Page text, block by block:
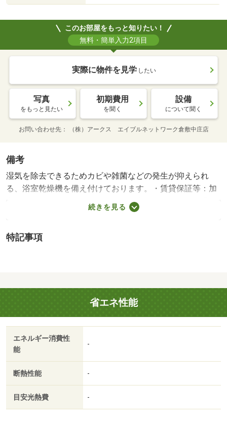
このお部屋をもっと知りたい！
無料・簡単入力2項目
実際に物件を見学 したい
写真
をもっと見たい
初期費用
を聞く
設備
について聞く
お問い合わせ先 （株）アークス エイブルネットワーク倉敷中庄店
備考
湿気を除去できるためカビや雑菌などの発生が抑えられ
る、浴室乾燥機を備え付けております。・賃貸保証等：加
入要（保証人代行サービス保証料・家賃集金サービス手数
料 １０，０００円／入居時、以降は月額賃料の１％／毎
３，３００円／月・消毒施工料（当社扱）（１ヵ月）１
インターネットが繋がっているお住まい、回線快適です。
続きを見る
特記事項
省エネ性能
エネルギー消費性
能
-
断熱性能 -
目安光熱費 -